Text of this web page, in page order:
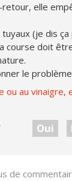
elle
(je dis
doit
le
ou au
Oui
de